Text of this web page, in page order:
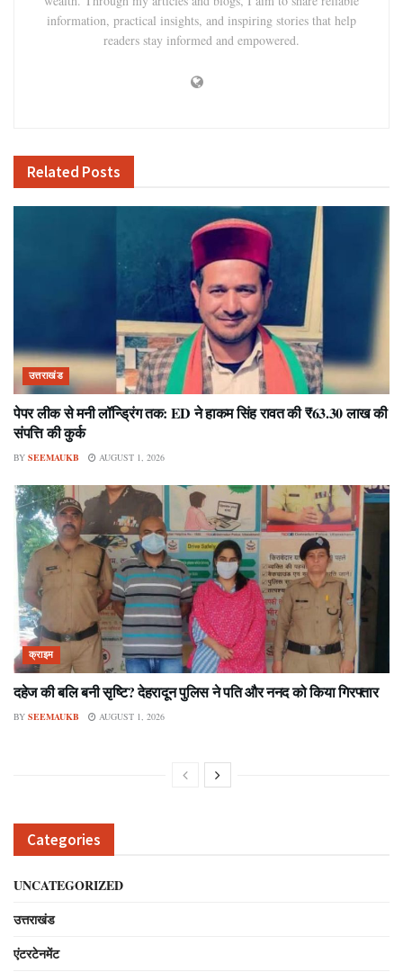
information, practical insights, and inspiring stories that help
readers stay informed and empowered.
Related Posts
उत्तराखंड
पेपर लीक से मनी लॉन्ड्रिंग तक: ED ने हाकम सिंह रावत की ₹63.30 लाख की
संपत्ति की कुर्क
BY SEEMAUKB AUGUST 1, 2026
क्राइम
दहेज की बलि बनी सृष्टि? देहरादून पुलिस ने पति और ननद को किया गिरफ्तार
BY SEEMAUKB AUGUST 1, 2026
Categories
UNCATEGORIZED
उत्तराखंड
एंटरटेनमेंट